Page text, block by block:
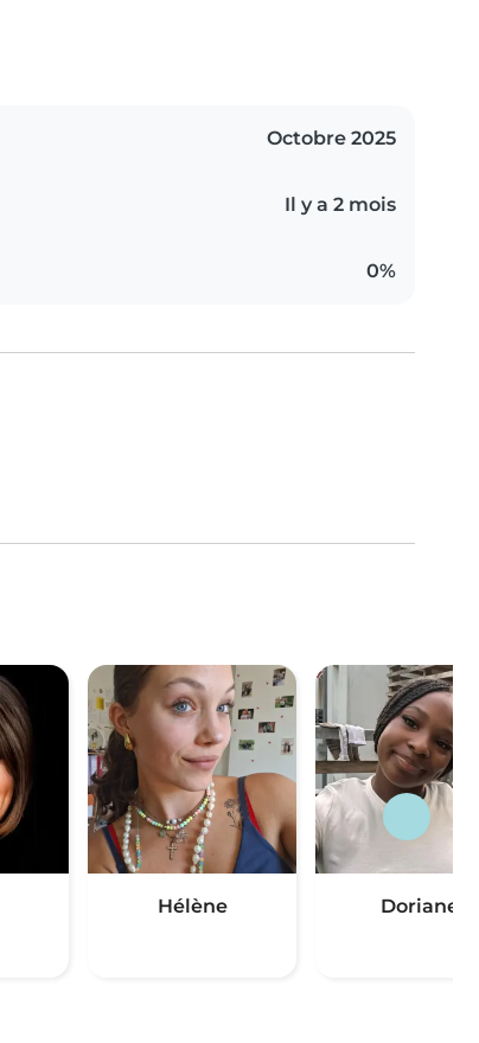
Octobre 2025
Il y a 2 mois
0%
Hélène Doriane